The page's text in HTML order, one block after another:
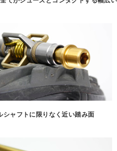
シャフトに限りなく近い踏み面